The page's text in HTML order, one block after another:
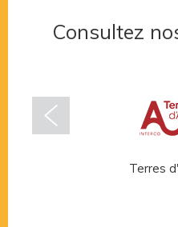
Consultez
Terres